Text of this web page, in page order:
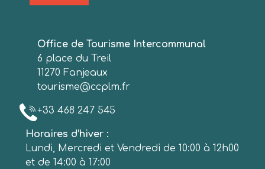
Office de Tourisme Intercommunal
6 place du Treil
11270 Fanjeaux
tourisme@ccplm.fr
+33 468 247 545
Horaires d’hiver :
Lundi, Mercredi et Vendredi de 10:00 à 12h00
et de 14:00 à 17:00